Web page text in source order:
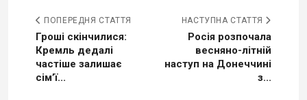
ПОПЕРЕДНЯ СТАТТЯ
Гроші скінчилися:
Кремль дедалі
частіше залишає
сім’ї...
НАСТУПНА СТАТТЯ
Росія розпочала
весняно-літній
наступ на Донеччині
з...